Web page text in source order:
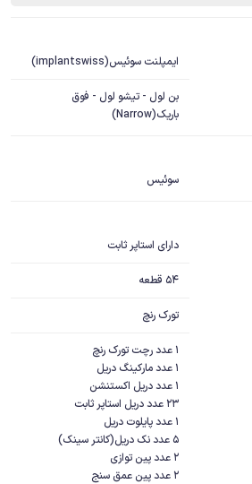
ایمپلنت سوئیس(implantswiss)
بن لول - تیشو لول - فوق
باریک(Narrow)
سوئیس
دارای استاپر ثابت
54 قطعه
تورک رنچ